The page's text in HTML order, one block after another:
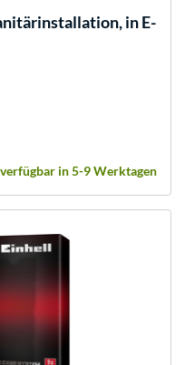
in E-
in 5-9 Werktagen